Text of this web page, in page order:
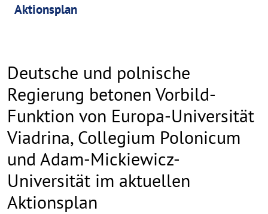
Aktionsplan
Deutsche und polnische
Regierung betonen Vorbild-
Funktion von Europa-Universität
Viadrina, Collegium Polonicum
und Adam-Mickiewicz-
Universität im aktuellen
Aktionsplan